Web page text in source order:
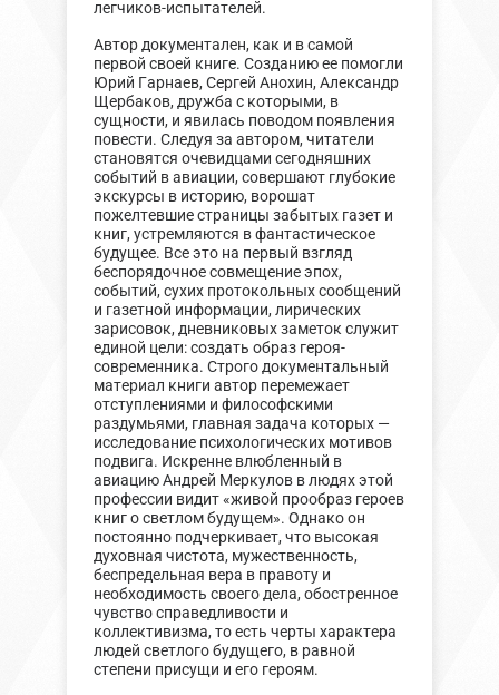
легчиков-испытателей.
Автор документален, как и в самой
первой своей книге. Созданию ее помогли
Юрий Гарнаев, Сергей Анохин, Александр
Щербаков, дружба с которыми, в
сущности, и явилась поводом появления
повести. Следуя за автором, читатели
становятся очевидцами сегодняшних
событий в авиации, совершают глубокие
экскурсы в историю, ворошат
пожелтевшие страницы забытых газет и
книг, устремляются в фантастическое
будущее. Все это на первый взгляд
беспорядочное совмещение эпох,
событий, сухих протокольных сообщений
и газетной информации, лирических
зарисовок, дневниковых заметок служит
единой цели: создать образ героя-
современника. Строго документальный
материал книги автор перемежает
отступлениями и философскими
раздумьями, главная задача которых —
исследование психологических мотивов
подвига. Искренне влюбленный в
авиацию Андрей Меркулов в людях этой
профессии видит «живой прообраз героев
книг о светлом будущем». Однако он
постоянно подчеркивает, что высокая
духовная чистота, мужественность,
беспредельная вера в правоту и
необходимость своего дела, обостренное
чувство справедливости и
коллективизма, то есть черты характера
людей светлого будущего, в равной
степени присущи и его героям.